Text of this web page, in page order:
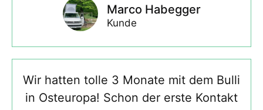
Marco Habegger
Kunde
Wir hatten tolle 3 Monate mit dem Bulli
in Osteuropa! Schon der erste Kontakt